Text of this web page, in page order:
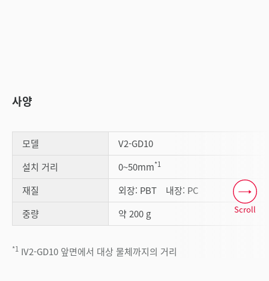
사양
모델
V2-GD10
설치 거리
0~50mm*1
재질
외장: PBT 내장: PC
중량
약 200 g
*1 IV2-GD10 앞면에서 대상 물체까지의 거리
Scroll